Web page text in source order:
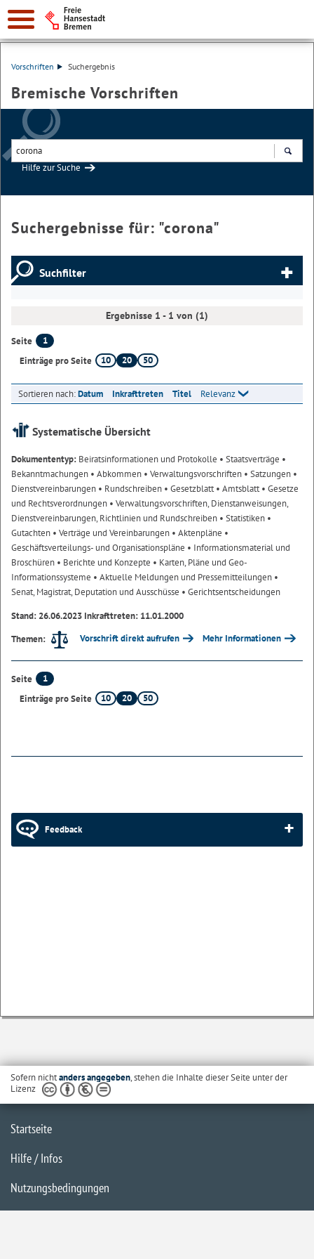
Vorschriften Suchergebnis
Bremische Vorschriften
Hilfe zur Suche
Suchergebnisse für: "corona"
Suchfilter
Ergebnisse 1 - 1 von (1)
Seite
1
Einträge pro Seite
10 20 50
Sortieren nach:Datum Inkrafttreten Titel Relevanz
Systematische Übersicht
Dokumententyp: Beiratsinformationen und Protokolle • Staatsverträge •
Bekanntmachungen • Abkommen • Verwaltungsvorschriften • Satzungen •
Dienstvereinbarungen • Rundschreiben • Gesetzblatt• Amtsblatt• Gesetze
und Rechtsverordnungen • Verwaltungsvorschriften, Dienstanweisungen,
Dienstvereinbarungen, Richtlinien und Rundschreiben • Statistiken •
Gutachten • Verträge und Vereinbarungen • Aktenpläne •
Geschäftsverteilungs- und Organisationspläne • Informationsmaterial und
Broschüren • Berichte und Konzepte • Karten, Pläne und Geo-
Informationssysteme • Aktuelle Meldungen und Pressemitteilungen •
Senat, Magistrat, Deputation und Ausschüsse • Gerichtsentscheidungen
Stand: 26.06.2023 Inkrafttreten: 11.01.2000
Themen:
Vorschrift direkt aufrufen Mehr Informationen
Seite
1
Einträge pro Seite
10 20 50
Feedback
Sofern nichtanders angegeben, stehen die Inhalte dieser Seite unter der
Lizenz
Startseite
Hilfe / Infos
Nutzungsbedingungen